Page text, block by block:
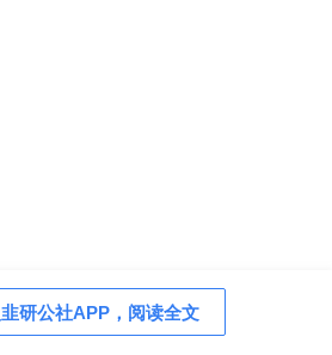
研公社APP，阅读全文